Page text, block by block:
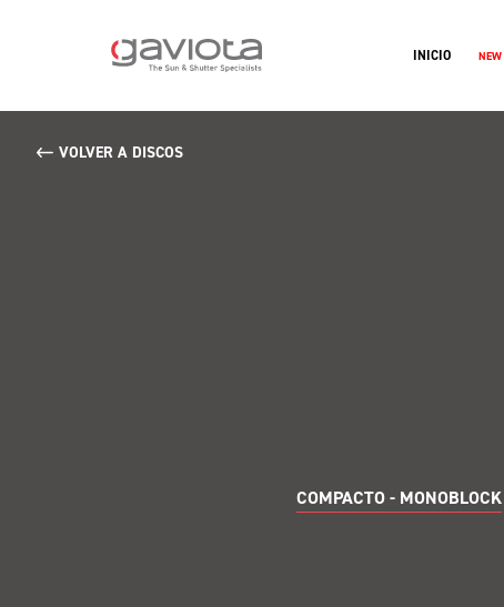
INICIO NEW
VOLVER A DISCOS
COMPACTO - MONOBLOCK